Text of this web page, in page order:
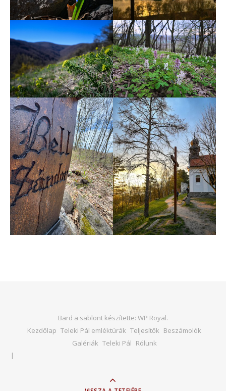
Bard a sablont készítette: WP Royal.
Kezdőlap Teleki Pál emléktúrák Teljesítők Beszámolók
Galériák Teleki Pál Rólunk